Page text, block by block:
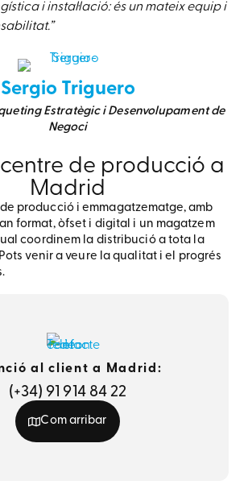
i instal·lació: és un mateix equip i
Sergio Triguero
Estratègic i Desenvolupament de
Negoci
centre de producció a
Madrid
de producció i emmagatzematge, amb
format, òfset i digital i un magatzem
coordinem la distribució a tota la
venir a veure la qualitat i el progrés
al client a Madrid:
(+34) 91 914 84 22
Com arribar